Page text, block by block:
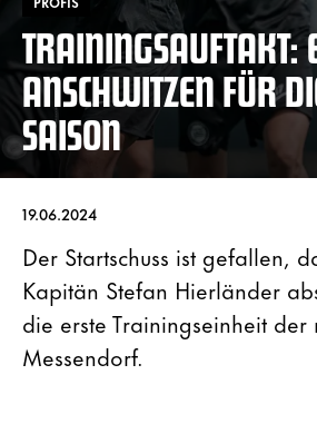
TRAININGSAUFTAKT:
ANSCHWITZEN FÜR
SAISON
19.06.2024
Der Startschuss ist gefallen,
Kapitän Stefan Hierländer
die erste Trainingseinheit der
Messendorf.